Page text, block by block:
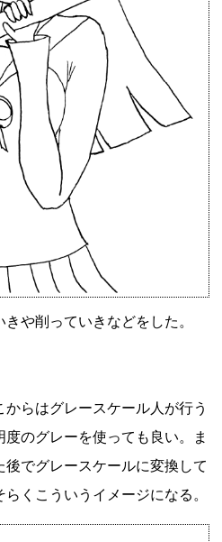
や削っていきなどをした。
らはグレースケール人が行う
のグレーを使っても良い。ま
でグレースケールに変換して
くこういうイメージになる。